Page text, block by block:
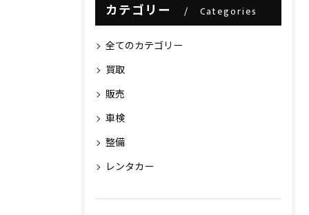
カテゴリー Categories
全てのカテゴリー
買取
販売
車検
整備
レンタカー